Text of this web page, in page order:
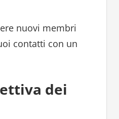
nuovi membri
contatti con un
dei